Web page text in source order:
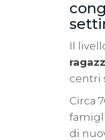
Il
centri
Circa
di